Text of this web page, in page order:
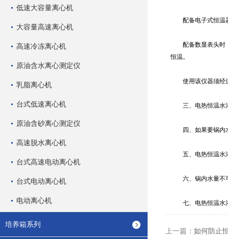
低速大容量离心机
大容量高速离心机
高速冷冻离心机
原油含水离心测定仪
乳脂离心机
台式低速离心机
原油含砂离心测定仪
高速脱水离心机
台式高速电动离心机
台式电动离心机
电动离心机
培养箱系列
配备电子式恒温器
配备数显表头时，
恒温。
使用该仪器须经过
三、电热恒温水浴
四、如果要锅内水
五、电热恒温水浴
六、锅内水量不可
七、电热恒温水浴
上一篇： 如何防止